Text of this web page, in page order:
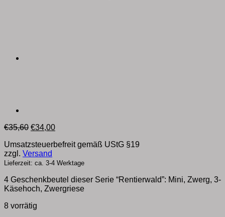
€35,60 Ursprünglicher
war:
€35,60
€34,00Aktueller
ist:
Umsatzsteuerbefreit gemäß UStG §19
zzgl. Versand
Lieferzeit: ca. 3-4 Werktage
4 Geschenkbeutel dieser Serie “Rentierwald”: Mini, Zwerg, 3-
Käsehoch, Zwergriese
8 vorrätig